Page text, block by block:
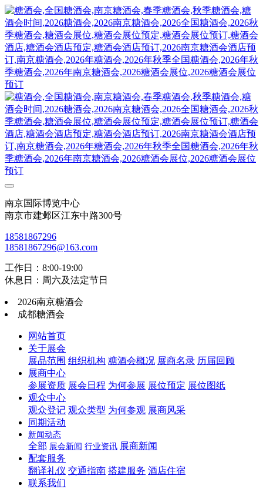
南京国际博览中心
南京市建邺区江东中路300号
18581867296
18581867296@163.com
工作日：8:00-19:00
休息日：周六及法定节日
2026南京糖酒会
成都糖酒会
网站首页
关于展会
展品范围 组织机构 糖酒会概况 展商名录 历届回顾
展商中心
参展资质 展会日程 为何参展 展位预定 展位图纸
观众中心
观众登记 观众类型 为何参观 展商风采
同期活动
新闻动态
全部 展会新闻 行业资讯 展商新闻
配套服务
翻译礼仪 交通指南 搭建服务 酒店住宿
联系我们